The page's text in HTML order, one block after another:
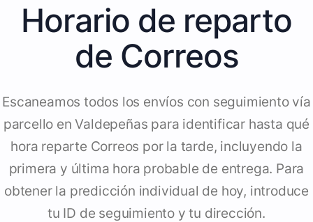
Horario de reparto
de Correos
Escaneamos todos los envíos con seguimiento vía
parcello en Valdepeñas para identificar hasta qué
hora reparte Correos por la tarde, incluyendo la
primera y última hora probable de entrega. Para
obtener la predicción individual de hoy, introduce
tu ID de seguimiento y tu dirección.